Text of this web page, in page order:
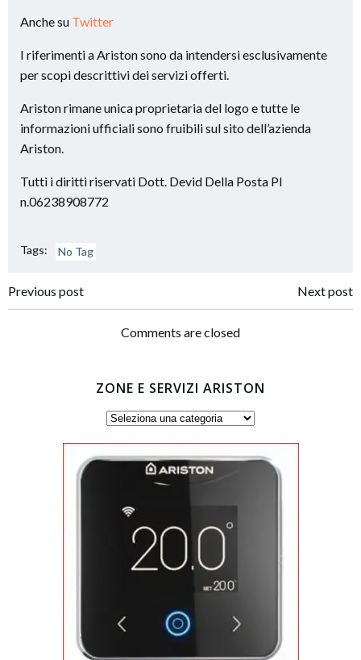
Anche su Twitter
I riferimenti a Ariston sono da intendersi esclusivamente
per scopi descrittivi dei servizi offerti.
Ariston rimane unica proprietaria del logo e tutte le
informazioni ufficiali sono fruibili sul sito dell’azienda
Ariston.
Tutti i diritti riservati Dott. Devid Della Posta PI
n.06238908772
Tags: No Tag
Post
navigation
Previous post
navigation
Next post
Comments are closed
ZONE E SERVIZI ARISTON
Zone
servizi
Ariston